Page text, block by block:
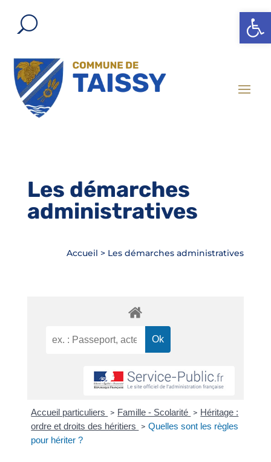
Ouvrir
Les démarches
administratives
Accueil > Les démarches administratives
Accueil particuliers > Famille - Scolarité > Héritage :
ordre et droits des héritiers
> Quelles sont les règles
pour hériter ?